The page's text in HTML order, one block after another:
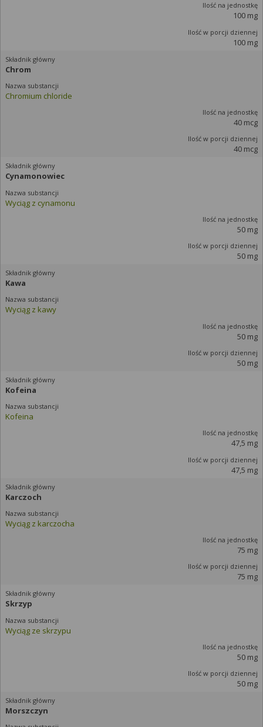
100 mg
100 mg
Chrom
Chromium chloride
40 mcg
40 mcg
Cynamonowiec
Wyciąg z cynamonu
50 mg
50 mg
Kawa
Wyciąg z kawy
50 mg
50 mg
Kofeina
Kofeina
47,5 mg
47,5 mg
Karczoch
Wyciąg z karczocha
75 mg
75 mg
Skrzyp
Wyciąg ze skrzypu
50 mg
50 mg
Morszczyn